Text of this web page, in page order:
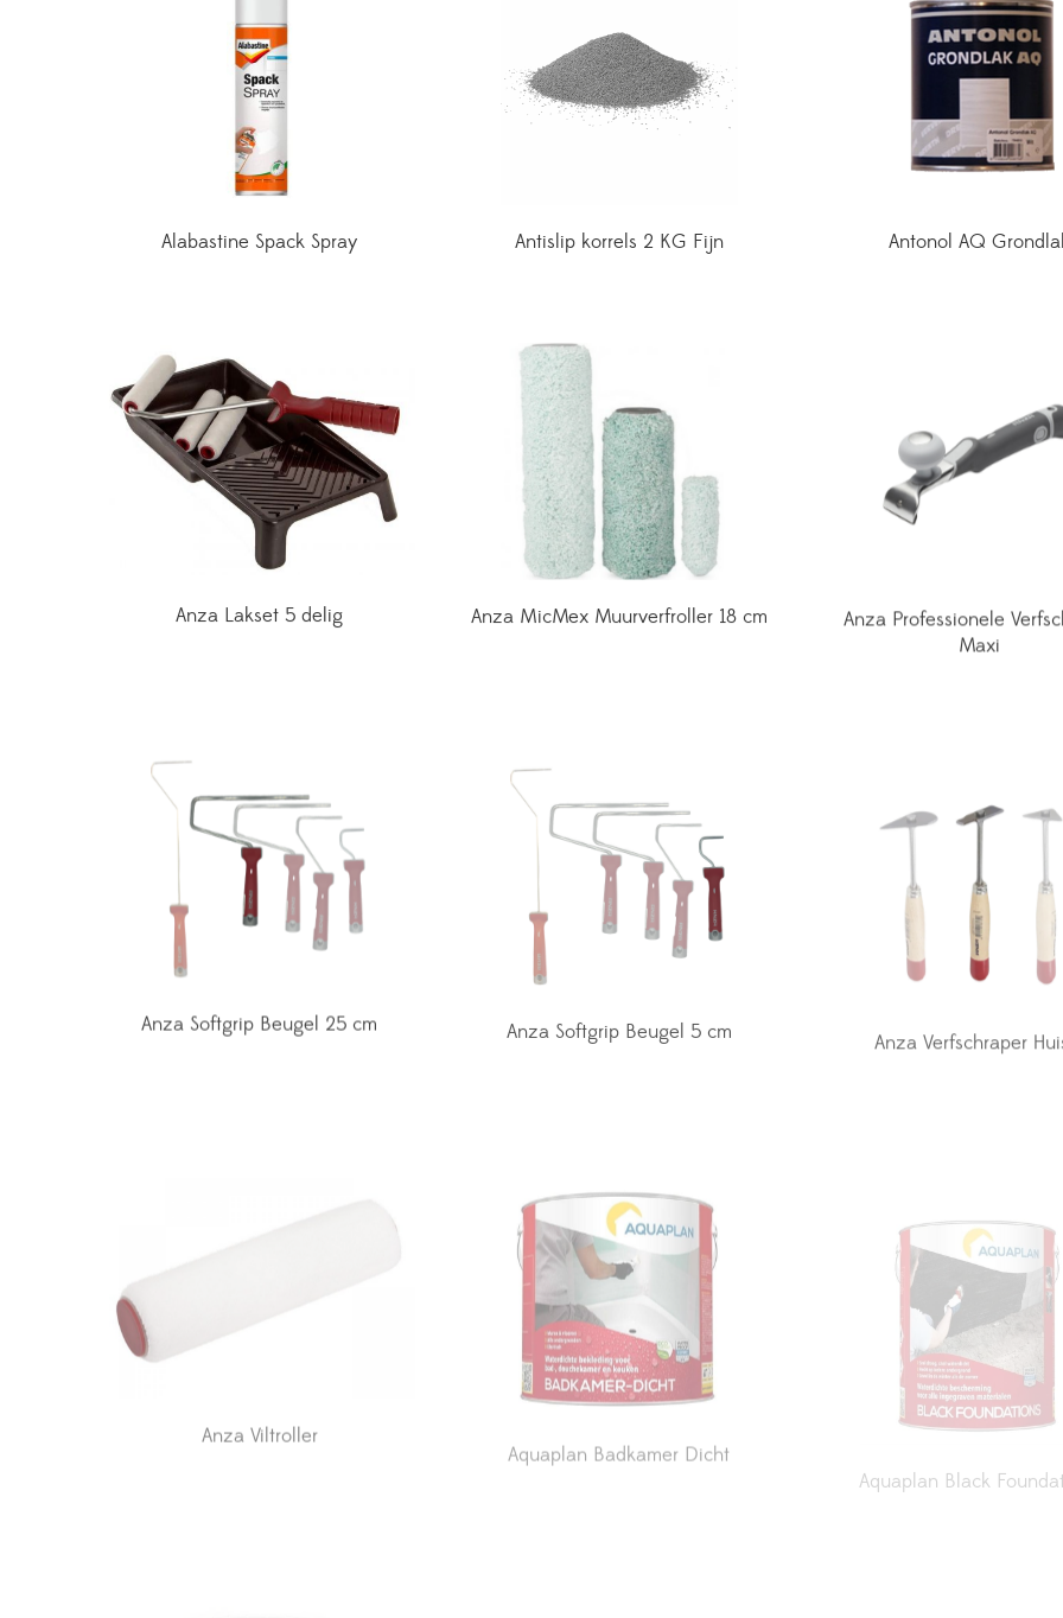
Alabastine Spack Spray Antislip korrels 2 KG Fijn Antonol AQ
Anza Lakset 5 delig Anza MicMex Muurverfroller 18 cm
Anza Professionele
Maxi
Anza Softgrip Beugel 25 cm
Aquaplan Badkamer Dicht Aquaplan Black